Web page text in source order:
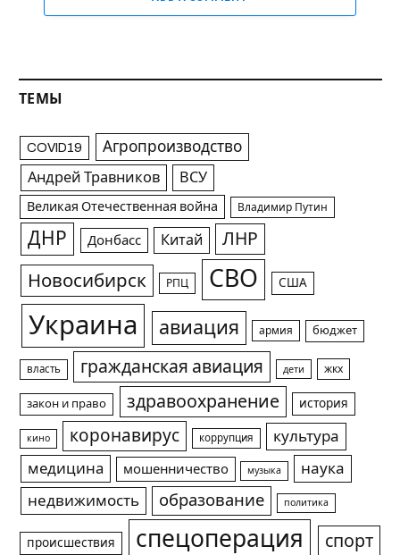
ТЕМЫ
COVID19 Агропроизводство
Андрей Травников ВСУ
Великая Отечественная война Владимир Путин
ДНР Донбасс Китай ЛНР
Новосибирск РПЦ СВО США
Украина авиация армия бюджет
власть гражданская авиация дети жкх
закон и право здравоохранение история
кино коронавирус коррупция
культура
медицина
мошенничество музыка
наука
недвижимость
образование политика
происшествия спецоперация спорт